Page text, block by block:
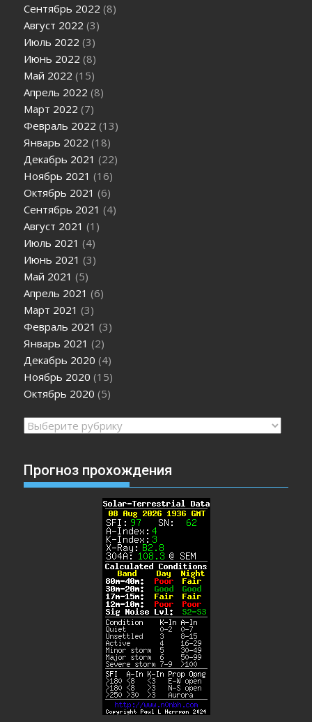
Сентябрь 2022 (8)
Август 2022 (3)
Июль 2022 (3)
Июнь 2022 (8)
Май 2022 (15)
Апрель 2022 (8)
Март 2022 (7)
Февраль 2022 (13)
Январь 2022 (18)
Декабрь 2021 (22)
Ноябрь 2021 (16)
Октябрь 2021 (6)
Сентябрь 2021 (4)
Август 2021 (1)
Июль 2021 (4)
Июнь 2021 (3)
Май 2021 (5)
Апрель 2021 (6)
Март 2021 (3)
Февраль 2021 (3)
Январь 2021 (2)
Декабрь 2020 (4)
Ноябрь 2020 (15)
Октябрь 2020 (5)
Рубрики
Прогноз прохождения